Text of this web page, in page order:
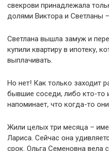
свекрови принадлежала
долями Виктора и Светланы
Светлана вышла замуж и
купили квартиру в ипотеку,
выплачивать.
Но нет! Как только заходит
бывшие соседи, либо кто-то
напоминает, что когда-то
Жили целых три месяца –
Лариса. Сейчас она
срок. Ольга Семеновна вела